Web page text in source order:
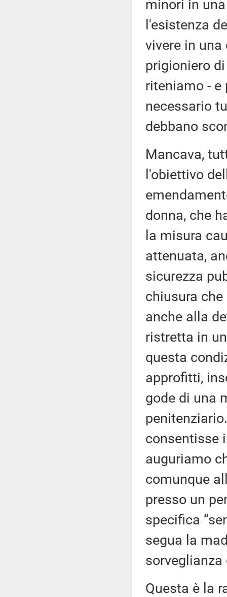
minori in
l'esistenza
vivere in
prigioniero
riteniamo - e
necessario
debbano
Mancava,
l'obiettivo
donna, che
la misura
attenuata,
sicurezza
chiusura
anche alla
ristretta in
questa
approfitti,
gode di una
consentisse
auguriamo
comunque
presso un
specifica
segua la
Questa è la